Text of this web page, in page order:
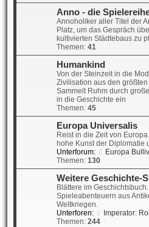
Anno - die
Annoholiker aller Titel der
Platz, um das Gespräch
kultivierten Städtebaus zu
Themen: 41
Humankind
Von der Steinzeit in die
Zivilisation aus den
Sammelt Ruhm durch
in die Geschichte ein
Themen: 45
Europa Universalis
Reist in die Zeit von
hohe Kunst der Diplomatie
Unterforum:
Europa
Themen: 130
Weitere Geschichte-
Blättere im
Spieleabenteuern aus
Weltkriegen.
Unterforen:
Imperator:
Themen: 244